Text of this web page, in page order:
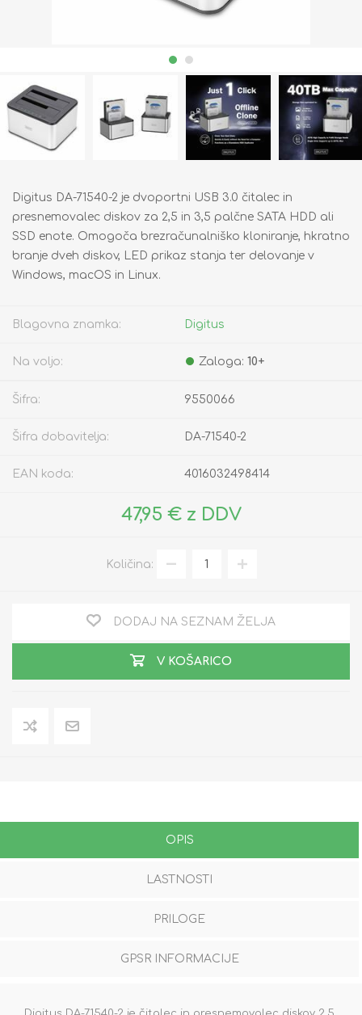
Digitus DA-71540-2 je dvoportni USB 3.0 čitalec in
presnemovalec diskov za 2,5 in 3,5 palčne SATA HDD ali
SSD enote. Omogoča brezračunalniško kloniranje, hkratno
branje dveh diskov, LED prikaz stanja ter delovanje v
Windows, macOS in Linux.
Blagovna znamka: Digitus
Na voljo: Zaloga: 10+
Šifra: 9550066
Šifra dobavitelja: DA-71540-2
EAN koda: 4016032498414
47,95 € z DDV
Količina:
DODAJ NA SEZNAM ŽELJA
V KOŠARICO
OPIS
LASTNOSTI
PRILOGE
GPSR INFORMACIJE